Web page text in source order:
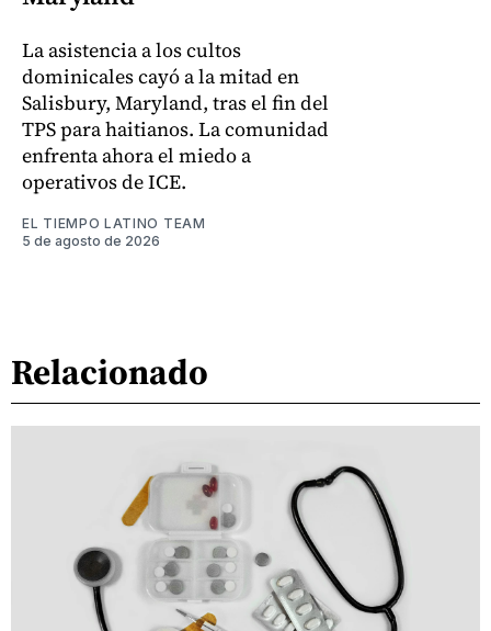
La asistencia a los cultos
dominicales cayó a la mitad en
Salisbury, Maryland, tras el fin del
TPS para haitianos. La comunidad
enfrenta ahora el miedo a
operativos de ICE.
EL TIEMPO LATINO TEAM
5 de agosto de 2026
Relacionado